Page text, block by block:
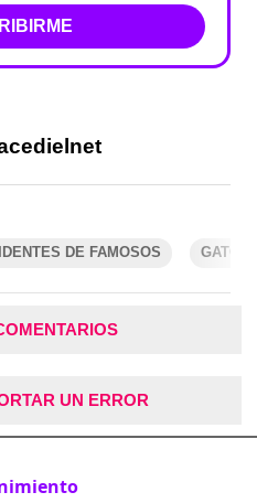
DE FAMOSOS GATO
UN ERROR